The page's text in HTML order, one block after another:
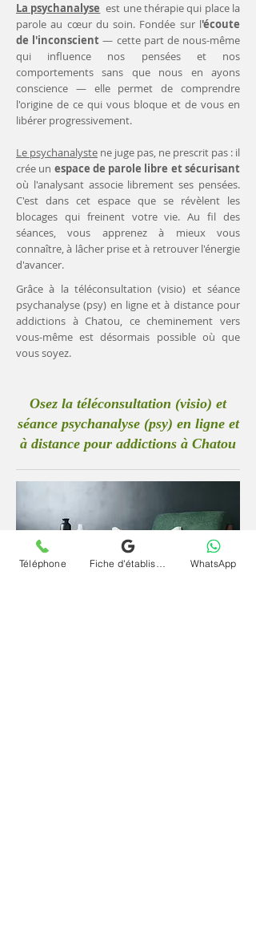
La psychanalyse est une thérapie qui place la
parole au cœur du soin. Fondée sur l'écoute
de l'inconscient— cette part de nous-même
qui influence nos pensées et nos
comportements sans que nous en ayons
conscience — elle permet de comprendre
l'origine de ce qui vous bloque et de vous en
libérer progressivement.
Le psychanalyste ne juge pas, ne prescrit pas : il
crée un espace de parole libre et sécurisant
où l'analysant associe librement ses pensées.
C'est dans cet espace que se révèlent les
blocages qui freinent votre vie. Au fil des
séances, vous apprenez à mieux vous
connaître, à lâcher prise et à retrouver l'énergie
d'avancer.
Grâce à la téléconsultation (visio) et séance
psychanalyse (psy) en ligne et à distance pour
addictions à Chatou, ce cheminement vers
vous-même est désormais possible où que
vous soyez.
Osez la téléconsultation (visio) et
séance psychanalyse (psy) en ligne et
à distance pour addictions à Chatou
Téléphone WhatsApp